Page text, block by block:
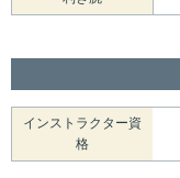
インストラクター資
格